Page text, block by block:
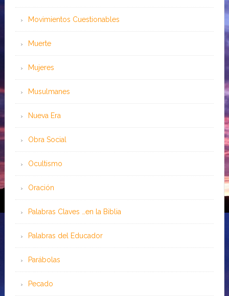
Movimientos Cuestionables
Muerte
Mujeres
Musulmanes
Nueva Era
Obra Social
Ocultismo
Oración
Palabras Claves …en la Biblia
Palabras del Educador
Parábolas
Pecado